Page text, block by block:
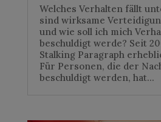
Welches Verhalten fällt
sind wirksame
und wie soll ich mich
beschuldigt werde? Seit
Stalking Paragraph
Für Personen, die der
beschuldigt werden, hat...